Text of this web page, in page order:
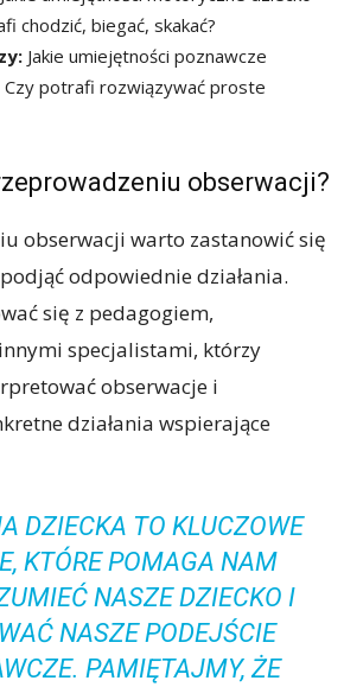
chodzić, biegać, skakać?
Jakie umiejętności poznawcze
Czy potrafi rozwiązywać proste
obserwacji?
obserwacji warto zastanowić się
odpowiednie działania.
się z pedagogiem,
specjalistami, którzy
obserwacje i
działania wspierające
DZIECKA TO KLUCZOWE
KTÓRE POMAGA NAM
NASZE DZIECKO I
NASZE PODEJŚCIE
PAMIĘTAJMY, ŻE